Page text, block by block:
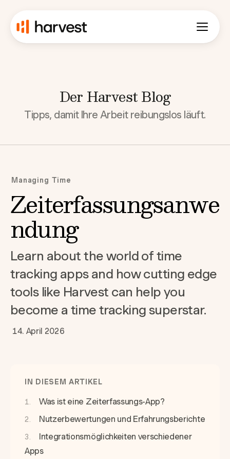
Der Harvest Blog
Tipps, damit Ihre Arbeit reibungslos läuft.
Managing Time
Zeiterfassungsanwe
ndung
Learn about the world of time
tracking apps and how cutting edge
tools like Harvest can help you
become a time tracking superstar.
14. April 2026
IN DIESEM ARTIKEL
Was ist eine Zeiterfassungs-App?
Nutzerbewertungen und Erfahrungsberichte
Integrationsmöglichkeiten verschiedener
Apps